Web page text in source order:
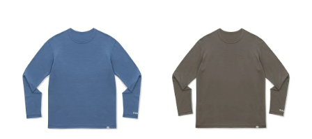
●2025/ 8/26RIDGE MOUNTAIN GEAR からSacocheが入荷し
ました
●2025/ 8/23
から NYLON MW HARVEST TROUSERが
入荷しました
●2025/ 8/19
COTTON PANから兄貴 TEE
が入荷しま
した
●2025/ 8/ 2
から TENUGUI、OFF TEE
が入荷しまし